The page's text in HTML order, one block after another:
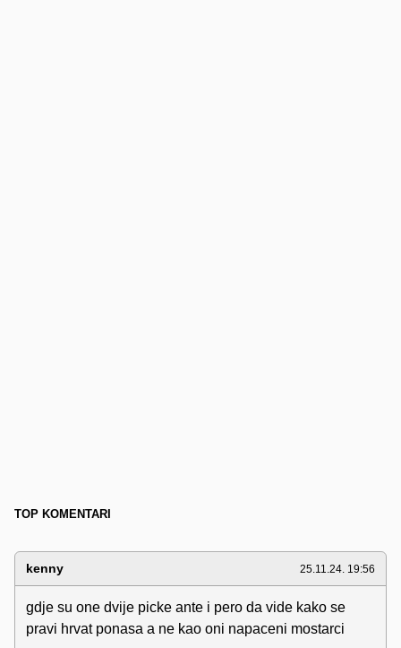
TOP KOMENTARI
kenny 25.11.24. 19:56
gdje su one dvije picke ante i pero da vide kako se
pravi hrvat ponasa a ne kao oni napaceni mostarci